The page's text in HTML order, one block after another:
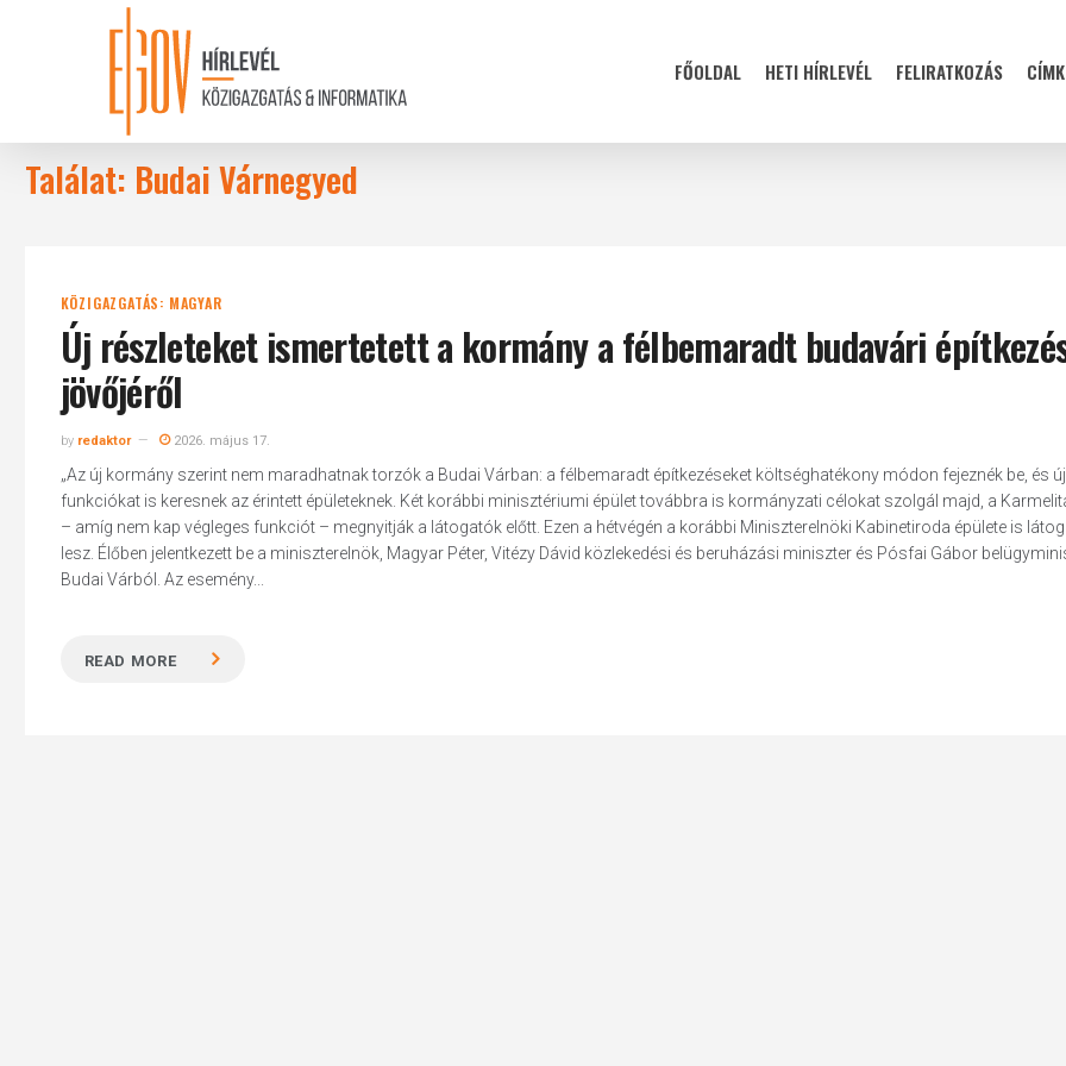
FŐOLDAL HETI HÍRLEVÉL FELIRATKOZÁS
Találat: Budai Várnegyed
KÖZIGAZGATÁS: MAGYAR
Új részleteket ismertetett a kormány a félbemaradt budavári
jövőjéről
by redaktor 2026. május 17.
„Az új kormány szerint nem maradhatnak torzók a Budai Várban: a félbemaradt építkezéseket költséghatékony módon fejeznék be, és új
funkciókat is keresnek az érintett épületeknek. Két korábbi minisztériumi épület továbbra is kormányzati célokat szolgál majd, a
– amíg nem kap végleges funkciót – megnyitják a látogatók előtt. Ezen a hétvégén a korábbi Miniszterelnöki Kabinetiroda épülete is
lesz. Élőben jelentkezett be a miniszterelnök, Magyar Péter, Vitézy Dávid közlekedési és beruházási miniszter és Pósfai Gábor
Budai Várból. Az esemény...
READ MORE